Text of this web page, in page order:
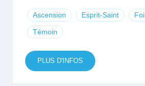
Ascension Esprit-Saint Foi
Témoin
PLUS D'INFOS